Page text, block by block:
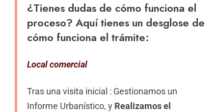
¿Tienes dudas de cómo funciona el
proceso? Aquí tienes un desglose de
cómo funciona el trámite:
Local comercial
Tras una visita inicial : Gestionamos un
Informe Urbanístico, y Realizamos el